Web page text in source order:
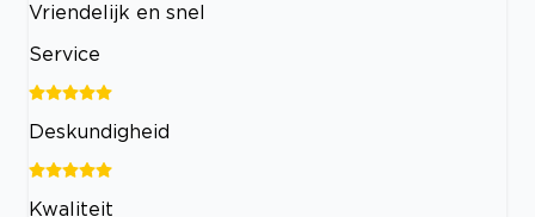
Vriendelijk en snel
Service
Deskundigheid
Kwaliteit